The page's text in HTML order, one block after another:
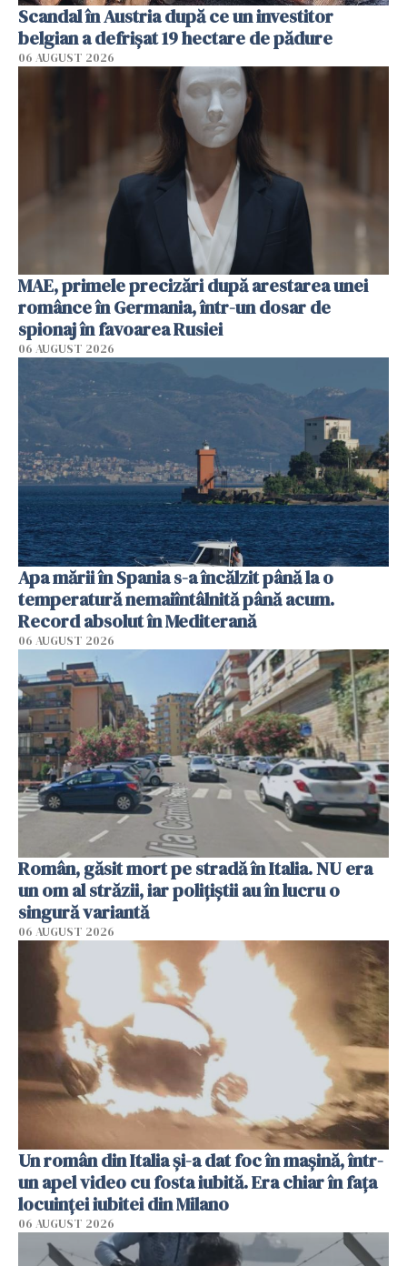
Scandal în Austria după ce un investitor
belgian a defrișat 19 hectare de pădure
06 AUGUST 2026
MAE, primele precizări după arestarea unei
românce în Germania, într-un dosar de
spionaj în favoarea Rusiei
06 AUGUST 2026
Apa mării în Spania s-a încălzit până la o
temperatură nemaiîntâlnită până acum.
Record absolut în Mediterană
06 AUGUST 2026
Român, găsit mort pe stradă în Italia. NU era
un om al străzii, iar polițiștii au în lucru o
singură variantă
06 AUGUST 2026
Un român din Italia și-a dat foc în mașină, într-
un apel video cu fosta iubită. Era chiar în fața
locuinței iubitei din Milano
06 AUGUST 2026